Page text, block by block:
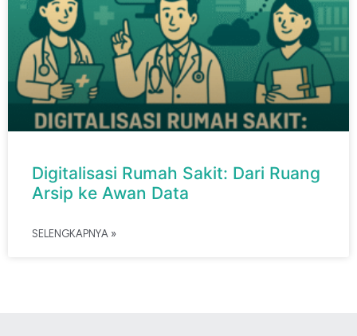
Digitalisasi Rumah Sakit: Dari Ruang
Arsip ke Awan Data
SELENGKAPNYA »